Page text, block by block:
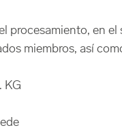
procesamiento, en
miembros, así
KG